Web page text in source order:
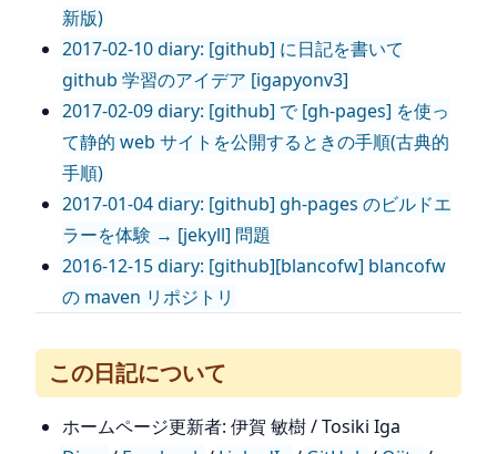
新版)
2017-02-10 diary: [github] に日記を書いて
github 学習のアイデア [igapyonv3]
2017-02-09 diary: [github] で [gh-pages] を使っ
て静的 web サイトを公開するときの手順(古典的
手順)
2017-01-04 diary: [github] gh-pages のビルドエ
ラーを体験 → [jekyll] 問題
2016-12-15 diary: [github][blancofw] blancofw
の maven リポジトリ
この日記について
ホームページ更新者: 伊賀 敏樹 / Tosiki Iga